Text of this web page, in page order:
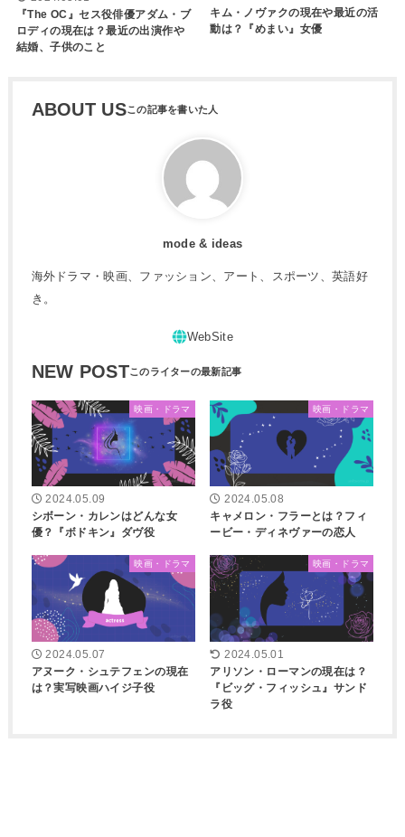
『The OC』セス役俳優アダム・ブ
ロディの現在は？最近の出演作や
結婚、子供のこと
キム・ノヴァクの現在や最近の活
動は？『めまい』女優
ABOUT US
mode & ideas
海外ドラマ・映画、ファッション、アート、スポーツ、英語好
き。
NEW POST
映画・ドラマ
2024.05.09
シボーン・カレンはどんな女
優？『ボドキン』ダヴ役
映画・ドラマ
2024.05.08
キャメロン・フラーとは？フィ
ービー・ディネヴァーの恋人
映画・ドラマ
2024.05.07
アヌーク・シュテフェンの現在
は？実写映画ハイジ子役
映画・ドラマ
2024.05.01
アリソン・ローマンの現在は？
『ビッグ・フィッシュ』サンド
ラ役